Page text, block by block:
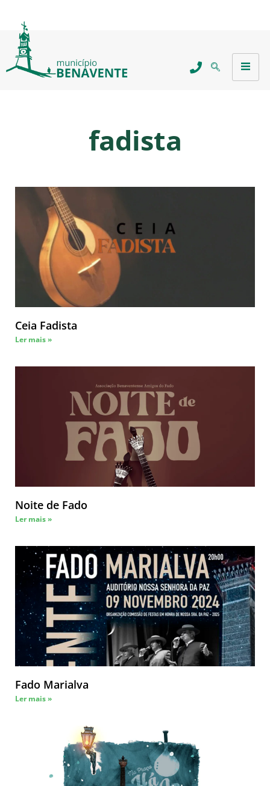
fadista
Ceia Fadista
Ler mais »
Noite de Fado
Ler mais »
Fado Marialva
Ler mais »